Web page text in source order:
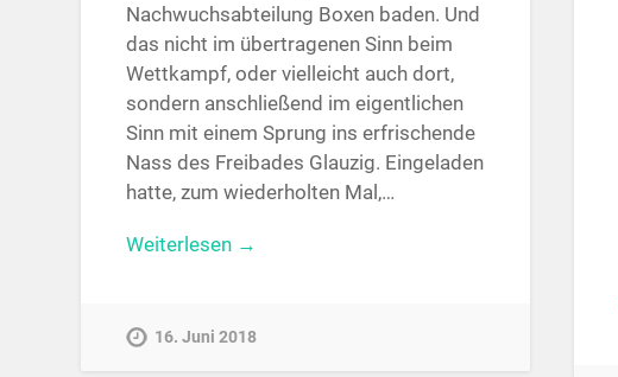
Nachwuchsabteilung Boxen baden. Und
das nicht im übertragenen Sinn beim
Wettkampf, oder vielleicht auch dort,
sondern anschließend im eigentlichen
Sinn mit einem Sprung ins erfrischende
Nass des Freibades Glauzig. Eingeladen
hatte, zum wiederholten Mal,…
Weiterlesen →
16. Juni 2018